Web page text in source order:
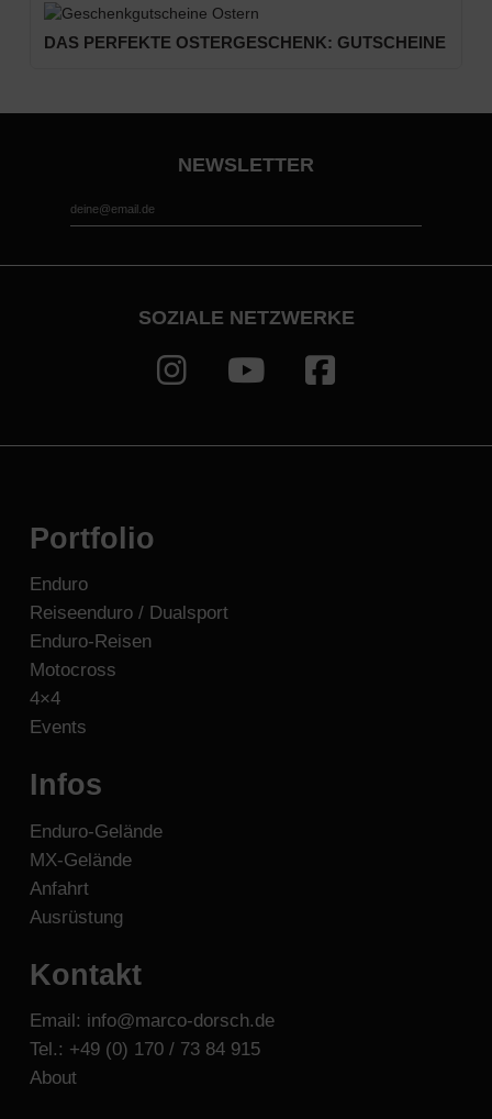
DAS PERFEKTE OSTERGESCHENK: GUTSCHEINE
NEWSLETTER
SOZIALE NETZWERKE
Portfolio
Enduro
Reiseenduro / Dualsport
Enduro-Reisen
Motocross
4×4
Events
Infos
Enduro-Gelände
MX-Gelände
Anfahrt
Ausrüstung
Kontakt
Email: info@marco-dorsch.de
Tel.: +49 (0) 170 / 73 84 915
About